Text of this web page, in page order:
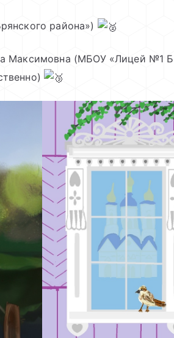
района»)
Максимовна (МБОУ «Лицей №1